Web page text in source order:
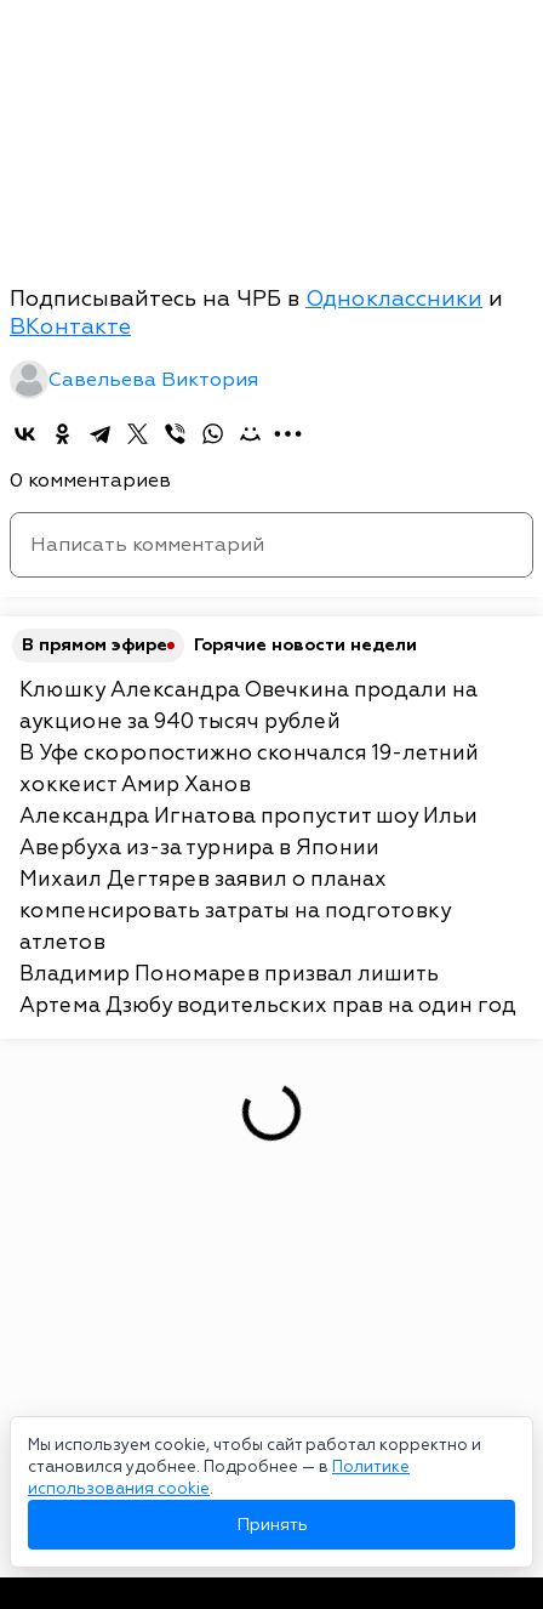
Мы используем cookie, чтобы сайт работал корректно и
становился удобнее. Подробнее — в Политике
использования cookie.
Принять
Подписывайтесь на ЧРБ в Одноклассники и
ВКонтакте
Савельева Виктория
0 комментариев
В прямом эфире Горячие новости недели
Клюшку Александра Овечкина продали на
аукционе за 940 тысяч рублей
В Уфе скоропостижно скончался 19-летний
хоккеист Амир Ханов
Александра Игнатова пропустит шоу Ильи
Авербуха из-за турнира в Японии
Михаил Дегтярев заявил о планах
компенсировать затраты на подготовку
атлетов
Владимир Пономарев призвал лишить
Артема Дзюбу водительских прав на один год